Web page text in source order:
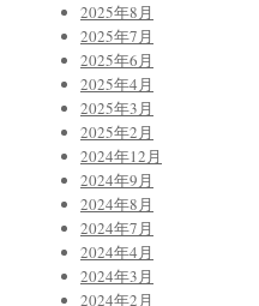
2025年8月
2025年7月
2025年6月
2025年4月
2025年3月
2025年2月
2024年12月
2024年9月
2024年8月
2024年7月
2024年4月
2024年3月
2024年2月